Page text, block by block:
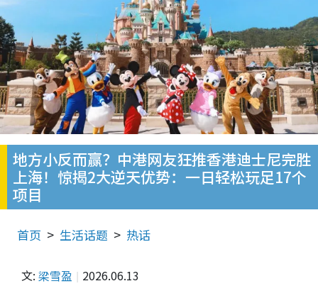
地方小反而赢？中港网友狂推香港迪士尼完胜
上海！惊揭2大逆天优势：一日轻松玩足17个
项目
首页 生活话题 热话
文: 梁雪盈 2026.06.13